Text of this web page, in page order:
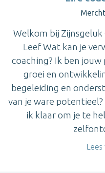
Welkom bij Zijnsgeluk
Leef Wat kan je
coaching? Ik ben
groei en
begeleiding en
van je ware
ik klaar om je te